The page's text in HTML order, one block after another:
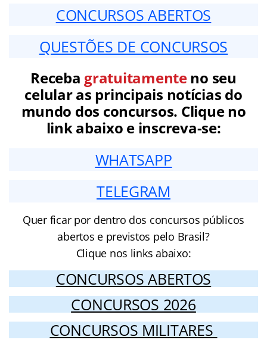
CONCURSOS ABERTOS
QUESTÕES DE CONCURSOS
Receba gratuitamenteno seu
celular as principais notícias do
mundo dos concursos. Clique no
link abaixo e inscreva-se:
WHATSAPP
TELEGRAM
Quer ficar por dentro dos concursos públicos
abertos e previstos pelo Brasil?
Clique nos links abaixo:
CONCURSOS ABERTOS
CONCURSOS 2026
CONCURSOS MILITARES